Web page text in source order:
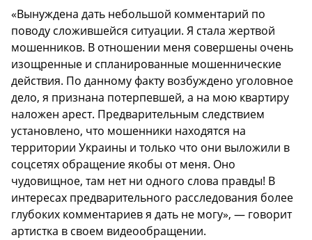
«Вынуждена дать небольшой комментарий по
поводу сложившейся ситуации. Я стала жертвой
мошенников. В отношении меня совершены очень
изощренные и спланированные мошеннические
действия. По данному факту возбуждено уголовное
дело, я признана потерпевшей, а на мою квартиру
наложен арест. Предварительным следствием
установлено, что мошенники находятся на
территории Украины и только что они выложили в
соцсетях обращение якобы от меня. Оно
чудовищное, там нет ни одного слова правды! В
интересах предварительного расследования более
глубоких комментариев я дать не могу», — говорит
артистка в своем видеообращении.